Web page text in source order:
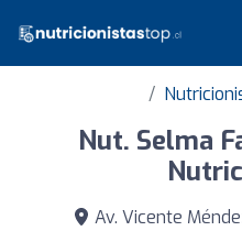
Nut. Selma
Av. Vicente